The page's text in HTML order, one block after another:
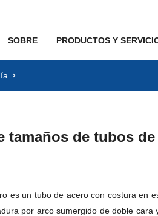
SOBRE PRODUCTOS Y
tamaños de tubos de
es un tubo de acero con costura
por arco sumergido de doble